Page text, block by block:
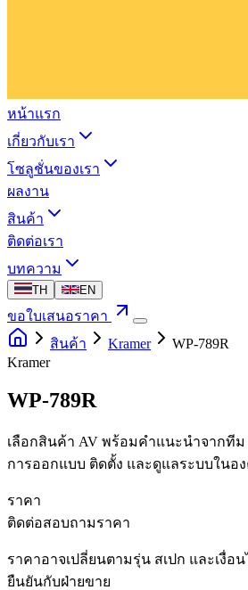
หน้าแรก
เกี่ยวกับเรา
โซลูชั่นของเรา
ผลงาน
สินค้า
ติดต่อเรา
บทความ
TH EN
ขอใบเสนอราคา
สินค้า
Kramer
WP-789R
Kramer
WP-789R
เลือกสินค้า AV พร้อมคำแนะนำจากทีม
การออกแบบ ติดตั้ง และดูแลระบบในอ
ราคา
ติดต่อสอบถามราคา
ราคาอาจเปลี่ยนตามรุ่น สเปก และเงื่อ
ยืนยันกับฝ่ายขาย